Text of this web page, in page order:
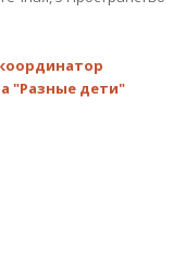
координатор
"Разные дети"